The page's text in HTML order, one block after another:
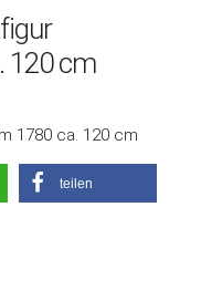
120 cm
1780 ca. 120 cm
teilen